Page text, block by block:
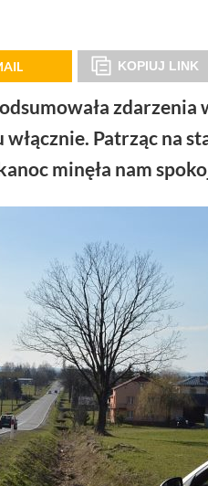
KOPIUJ LINK
zdarzenia
Patrząc na
minęła nam